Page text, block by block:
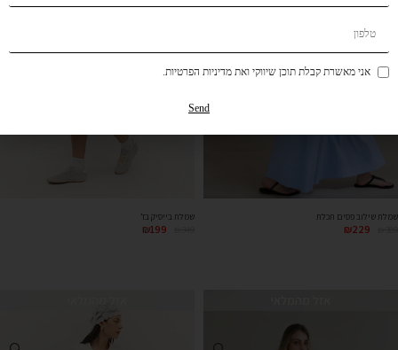
שמלת שילוב פסים תכלת
₪229
שמלת בייסיק בז’
₪199
אני מאשרת קבלת תוכן שיווקי ואת מדיניות הפרטיות.
Send